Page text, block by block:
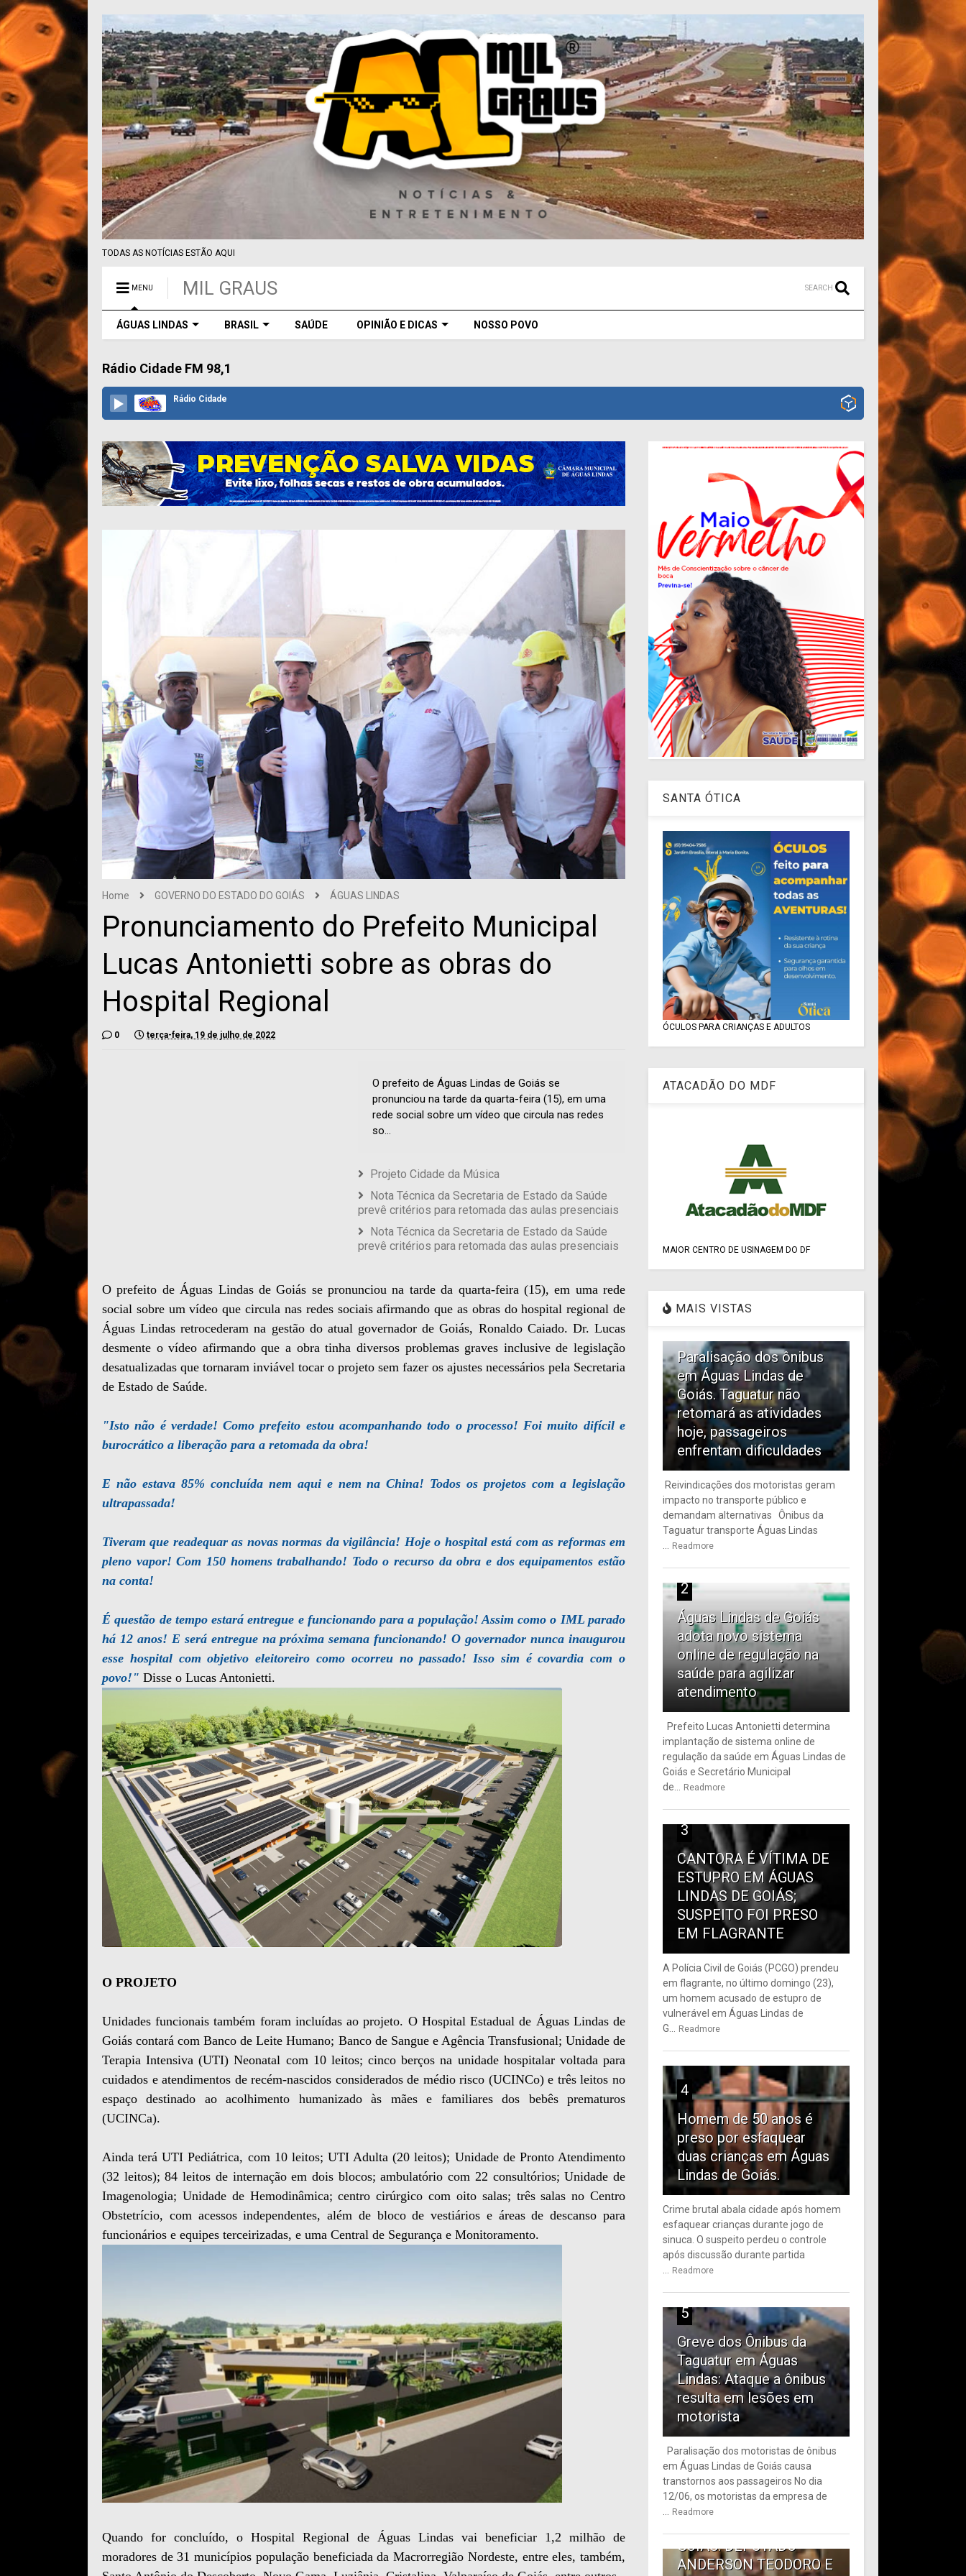
TODAS AS NOTÍCIAS ESTÃO AQUI
MENU MIL GRAUS SEARCH
ÁGUAS LINDAS BRASIL SAÚDE OPINIÃO E DICAS NOSSO POVO
Rádio Cidade FM 98,1
Rádio Cidade
Home GOVERNO DO ESTADO DO GOIÁS ÁGUAS LINDAS
Pronunciamento do Prefeito Municipal
Lucas Antonietti sobre as obras do
Hospital Regional
0 terça-feira, 19 de julho de 2022
O prefeito de Águas Lindas de Goiás se
pronunciou na tarde da quarta-feira (15), em uma
rede social sobre um vídeo que circula nas redes
so...
Projeto Cidade da Música
Nota Técnica da Secretaria de Estado da Saúde
prevê critérios para retomada das aulas presenciais
Nota Técnica da Secretaria de Estado da Saúde
prevê critérios para retomada das aulas presenciais
O prefeito de Águas Lindas de Goiás se pronunciou na tarde da quarta-feira (15), em uma rede
social sobre um vídeo que circula nas redes sociais afirmando que as obras do hospital regional de
Águas Lindas retrocederam na gestão do atual governador de Goiás, Ronaldo Caiado. Dr. Lucas
desmente o vídeo afirmando que a obra tinha diversos problemas graves inclusive de legislação
desatualizadas que tornaram inviável tocar o projeto sem fazer os ajustes necessários pela Secretaria
de Estado de Saúde.
"Isto não é verdade! Como prefeito estou acompanhando todo o processo! Foi muito difícil e
burocrático a liberação para a retomada da obra!
E não estava 85% concluída nem aqui e nem na China! Todos os projetos com a legislação
ultrapassada!
Tiveram que readequar as novas normas da vigilância! Hoje o hospital está com as reformas em
pleno vapor! Com 150 homens trabalhando! Todo o recurso da obra e dos equipamentos estão
na conta!
É questão de tempo estará entregue e funcionando para a população! Assim como o IML parado
há 12 anos! E será entregue na próxima semana funcionando! O governador nunca inaugurou
esse hospital com objetivo eleitoreiro como ocorreu no passado! Isso sim é covardia com o
povo!" Disse o Lucas Antonietti.
O PROJETO
Unidades funcionais também foram incluídas ao projeto. O Hospital Estadual de Águas Lindas de
Goiás contará com Banco de Leite Humano; Banco de Sangue e Agência Transfusional; Unidade de
Terapia Intensiva (UTI) Neonatal com 10 leitos; cinco berços na unidade hospitalar voltada para
cuidados e atendimentos de recém-nascidos considerados de médio risco (UCINCo) e três leitos no
espaço destinado ao acolhimento humanizado às mães e familiares dos bebês prematuros
(UCINCa).
Ainda terá UTI Pediátrica, com 10 leitos; UTI Adulta (20 leitos); Unidade de Pronto Atendimento
(32 leitos); 84 leitos de internação em dois blocos; ambulatório com 22 consultórios; Unidade de
Imagenologia; Unidade de Hemodinâmica; centro cirúrgico com oito salas; três salas no Centro
Obstetrício, com acessos independentes, além de bloco de vestiários e áreas de descanso para
funcionários e equipes terceirizadas, e uma Central de Segurança e Monitoramento.
Quando for concluído, o Hospital Regional de Águas Lindas vai beneficiar 1,2 milhão de
moradores de 31 municípios população beneficiada da Macrorregião Nordeste, entre eles, também,
SANTA ÓTICA
ÓCULOS PARA CRIANÇAS E ADULTOS
ATACADÃO DO MDF
MAIOR CENTRO DE USINAGEM DO DF
MAIS VISTAS
Paralisação dos ônibus
em Águas Lindas de
Goiás. Taguatur não
retomará as atividades
hoje, passageiros
enfrentam dificuldades
Reivindicações dos motoristas geram
impacto no transporte público e
demandam alternativas Ônibus da
Taguatur transporte Águas Lindas
Readmore
2
Águas Lindas de Goiás
adota novo sistema
online de regulação na
saúde para agilizar
atendimento
Prefeito Lucas Antonietti determina
implantação de sistema online de
regulação da saúde em Águas Lindas de
Goiás e Secretário Municipal
de...
Readmore
3
CANTORA É VÍTIMA DE
ESTUPRO EM ÁGUAS
LINDAS DE GOIÁS;
SUSPEITO FOI PRESO
EM FLAGRANTE
A Polícia Civil de Goiás (PCGO) prendeu
em flagrante, no último domingo (23),
um homem acusado de estupro de
vulnerável em Águas Lindas de
G...
Readmore
4
Homem de 50 anos é
preso por esfaquear
duas crianças em Águas
Lindas de Goiás.
Crime brutal abala cidade após homem
esfaquear crianças durante jogo de
sinuca. O suspeito perdeu o controle
após discussão durante partida
Readmore
5
Greve dos Ônibus da
Taguatur em Águas
Lindas: Ataque a ônibus
resulta em lesões em
motorista
Paralisação dos motoristas de ônibus
em Águas Lindas de Goiás causa
transtornos aos passageiros No dia
12/06, os motoristas da empresa de
Readmore
6
TRANSPORTE PÚBLICO
GOIÁS: DEPUTADO
ANDERSON TEODORO E